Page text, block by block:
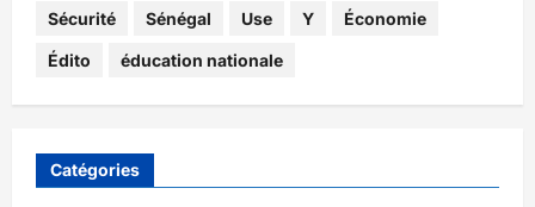
Sécurité Sénégal Use Y Économie
Édito éducation nationale
Catégories